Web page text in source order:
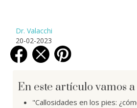
Dr. Valacchi
20-02-2023
En este artículo vamos
"Callosidades en los pies: